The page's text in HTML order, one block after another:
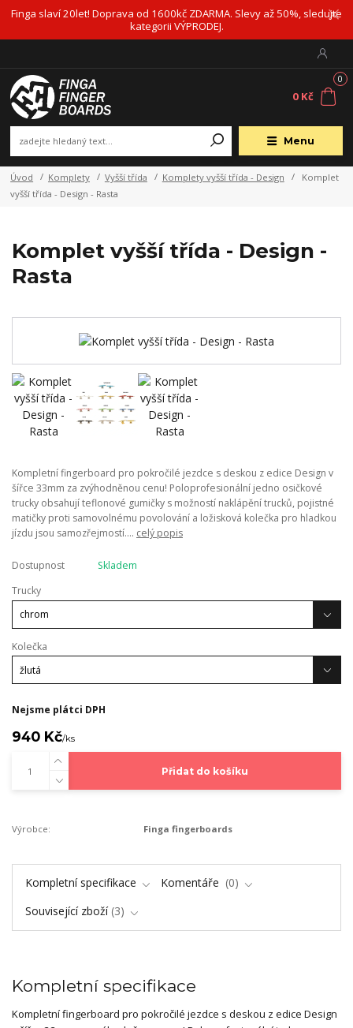
Finga slaví 20let! Doprava od 1600kč ZDARMA. Slevy až 50%, sledujte
kategorii VÝPRODEJ.
Menu
0
0 Kč
Úvod Komplety Vyšší třída Komplety vyšší třída - Design
Komplet
vyšší třída - Design - Rasta
Komplet vyšší třída - Design -
Rasta
Kompletní fingerboard pro pokročilé jezdce s deskou z edice Design v
šířce 33mm za zvýhodněnou cenu! Poloprofesionální jedno osičkové
trucky obsahují teflonové gumičky s možností naklápění trucků, pojistné
matičky proti samovolnému povolování a ložisková kolečka pro hladkou
jízdu jsou samozřejmostí.... celý popis
Dostupnost
Skladem
Trucky
Kolečka
Nejsme plátci DPH
940 Kč/ks
Přidat do košíku
Výrobce: Finga fingerboards
Kompletní specifikace Komentáře
0
Související zboží 3
Kompletní specifikace
Kompletní fingerboard pro pokročilé jezdce s deskou z edice Design